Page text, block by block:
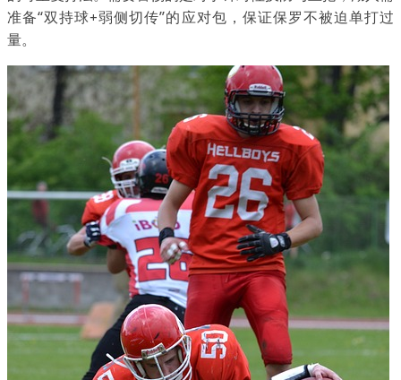
准备“双持球+弱侧切传”的应对包，保证保罗不被迫单打过
量。